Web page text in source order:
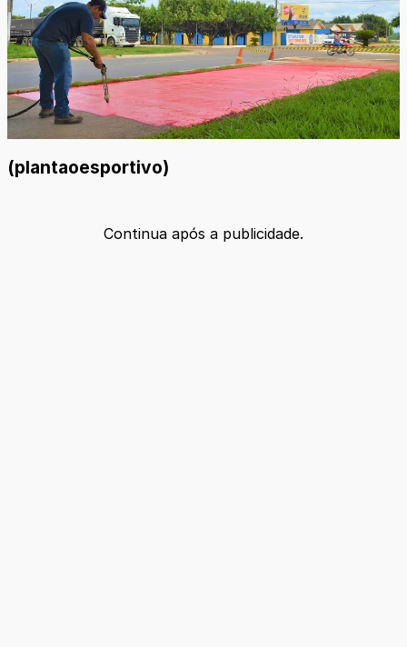
(plantaoesportivo)
Continua após a publicidade.